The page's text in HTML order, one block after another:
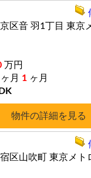
詳細
区音 羽1丁目 東京
万円
ヶ月 1 ヶ月
区山吹町 東京メト